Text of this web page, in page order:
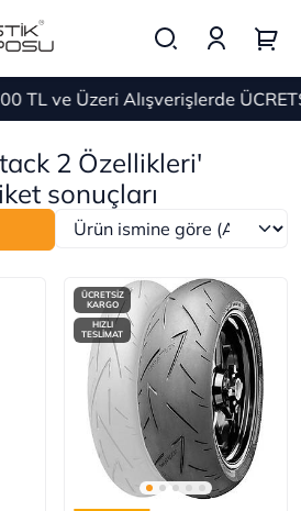
Üzeri Alışverişlerde ÜCRETSİZ
2 Özellikleri'
sonuçları
ÜCRETSİZ
KARGO
HIZLI
TESLİMAT